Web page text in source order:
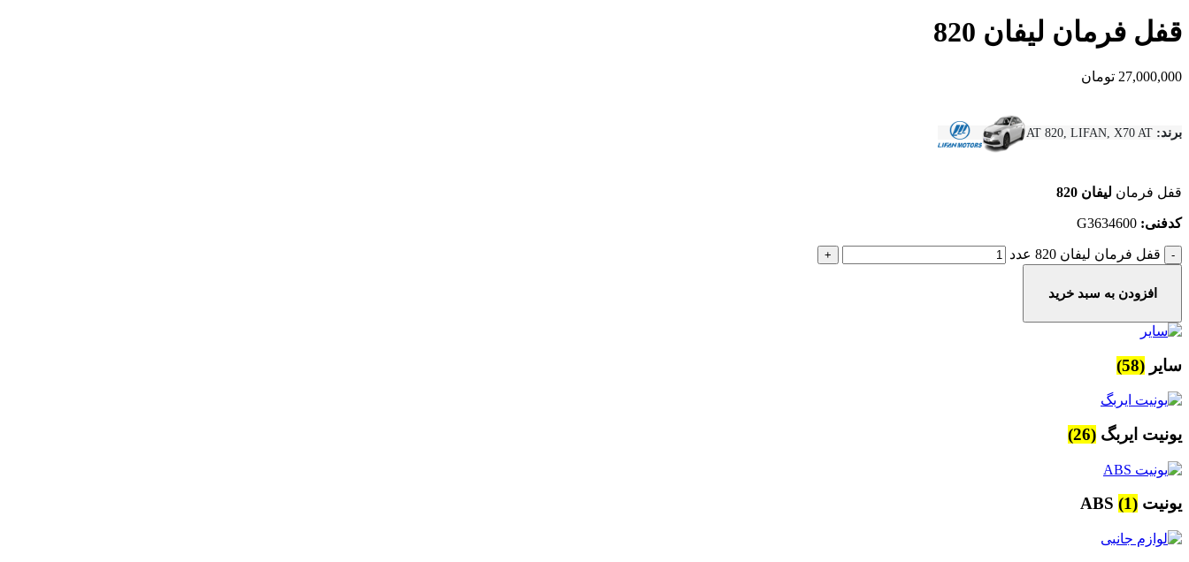
قفل فرمان لیفان 820
27,000,000 تومان
برند: AT 820, LIFAN, X70 AT
قفل فرمان لیفان 820
کدفنی:
قفل فرمان لیفان 820 عدد
افزودن به سبد خرید
سایر (58)
یونیت ایربگ (26)
یونیت ABS (1)